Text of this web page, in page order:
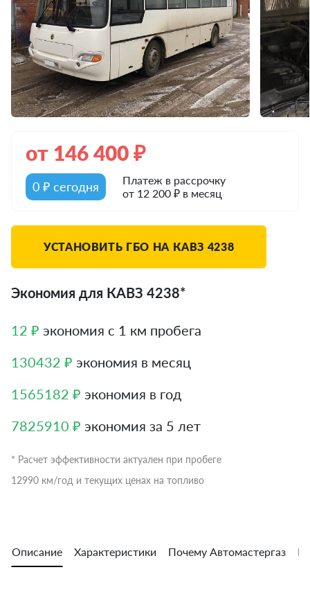
от 146 400₽
0 ₽ сегодня
Платеж в рассрочку
от 12 200 ₽ в месяц
УСТАНОВИТЬ ГБО НА КАВЗ 4238
Экономия для КАВЗ 4238*
12 ₽ экономия с 1 км пробега
130432 ₽ экономия в месяц
1565182 ₽ экономия в год
7825910 ₽ экономия за 5 лет
* Расчет эффективности актуален при пробеге
12990 км/год и текущих ценах на топливо
Описание Характеристики Почему Автомастергаз